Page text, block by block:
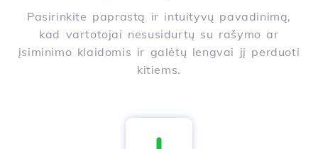
Pasirinkite paprastą ir intuityvų pavadinimą,
kad vartotojai nesusidurtų su rašymo ar
įsiminimo klaidomis ir galėtų lengvai jį perduoti
kitiems.